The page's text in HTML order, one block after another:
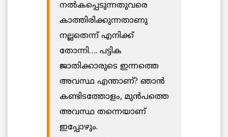
നല്‍കപ്പെടുന്നതുവരെ
കാത്തിരിക്കുന്നതാണു
നല്ലതെന്ന് എനിക്ക്
തോന്നി…. പട്ടിക
ജാതിക്കാരുടെ ഇന്നത്തെ
അവസ്ഥ എന്താണ്? ഞാന്‍
കണ്ടിടത്തോളം, മുന്‍പത്തെ
അവസ്ഥ തന്നെയാണ്
ഇപ്പോഴും.